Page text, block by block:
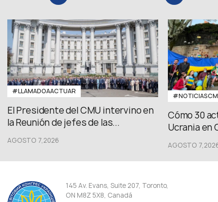
#LLAMADOAACTUAR
El Presidente del CMU intervino en
la Reunión de jefes de las...
AGOSTO 7,2026
Cómo 30
Ucrania en
AGOSTO
145 Av. Evans, Suite 207, Toronto,
ON M8Z 5X8, Canadá